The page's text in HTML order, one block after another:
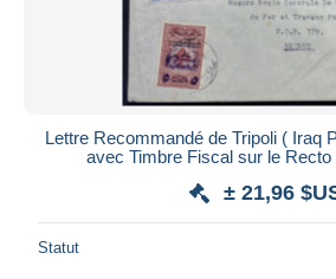
Appliquer
Lettre Recommandé de Tripoli ( Iraq
avec Timbre Fiscal sur le Recto
± 21,96
Statut